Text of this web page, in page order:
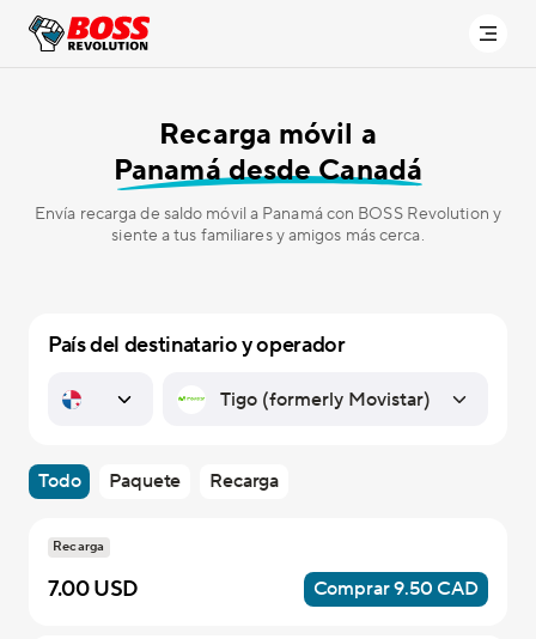
Recarga móvil a
Panamá desde Canadá
Envía recarga de saldo móvil a Panamá con BOSS Revolution y
siente a tus familiares y amigos más cerca.
País del destinatario y operador
Todo Paquete Recarga
Recarga
7.00 USD Comprar 9.50 CAD